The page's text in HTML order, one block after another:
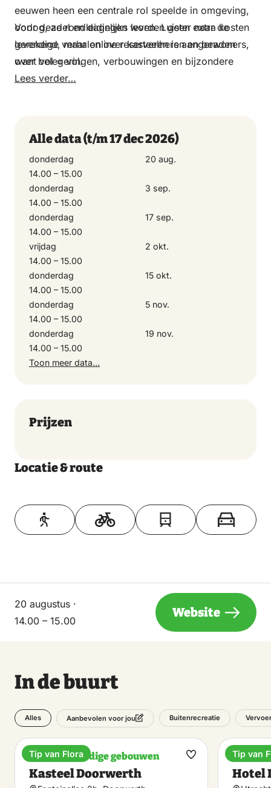
eeuwen heen een centrale rol speelde in omgeving,
oorlog, adel en dagelijks leven. Luister naar de
levendige verhalen over kasteelheren en bewoners,
over belegeringen, verbouwingen en bijzondere
momenten die het kasteel hebben gevormd tot wat
gewoon geïnteresseerd: deze rondleiding biedt een
uur vol verhalen, sfeer en ontdekkingen.
Ga mee op stap en beleef het verleden van dichtbij.
Wil je met een groep een rondleiding op een ander
moment? Stuur dan een e-mail naar
doorwerth@glk.nl.
Voor deze rondleidingen worden geen extra kosten
gerekend, maar online reserveren is aangeraden
want vol = vol.
Lees verder…
Alle data(t/m 17 dec 2026)
donderdag
20 aug.
14.00 – 15.00
donderdag
3 sep.
14.00 – 15.00
donderdag
17 sep.
14.00 – 15.00
vrijdag
2 okt.
14.00 – 15.00
donderdag
15 okt.
14.00 – 15.00
donderdag
5 nov.
14.00 – 15.00
donderdag
19 nov.
14.00 – 15.00
Toon meer data…
Prijzen
Locatie & route
Toon op kaart
20 augustus ·
14.00 – 15.00
Website
In de buurt
Alles Aanbevolen voor jou Buitenrecreatie Vervoer
Bezienswaardige gebouwen
Kasteel Doorwerth
Tip van Flora
Maak
Hotel
Hotel
Tip van